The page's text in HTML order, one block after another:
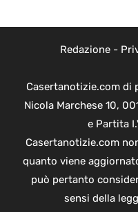
Redazione-
Casertanotizie.com di
Nicola Marchese 10,
e Partita
Casertanotizie.com
quanto viene
può pertanto
sensi della